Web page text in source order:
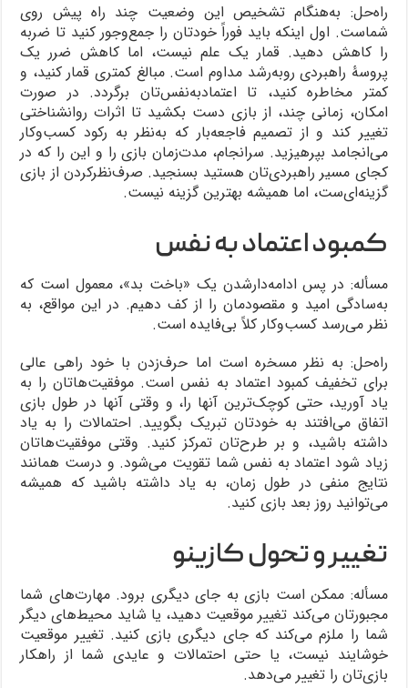
راه‌حل: به‌هنگام تشخیص این وضعیت چند راه پیش روی
شماست. اول اینکه باید فوراً خودتان را جمع‌وجور کنید تا ضربه
را کاهش دهید. قمار یک علم نیست، اما کاهش ضرر یک
پروسۀ راهبردی روبه‌رشد مداوم است. مبالغ کمتری قمار کنید، و
کمتر مخاطره کنید، تا اعتمادبه‌نفس‌تان برگردد. در صورت
امکان، زمانی چند، از بازی دست بکشید تا اثرات روانشناختی
تغییر کند و از تصمیم فاجعه‌بار که به‌نظر به رکود کسب‌وکار
می‌انجامد بپرهیزید. سرانجام، مدت‌زمان بازی را و این را که در
کجای مسیر راهبردی‌تان هستید بسنجید. صرف‌نظرکردن از بازی
گزینه‌ای‌ست، اما همیشه بهترین گزینه نیست.
کمبود اعتماد به نفس
مسأله: در پس ادامه‌دارشدن یک «باخت بد»، معمول است که
به‌سادگی امید و مقصودمان را از کف دهیم. در این مواقع، به
نظر می‌رسد کسب‌وکار کلاً بی‌فایده است.
راه‌حل: به نظر مسخره است اما حرف‌زدن با خود راهی عالی
برای تخفیف کمبود اعتماد به نفس است. موفقیت‌هاتان را به
یاد آورید، حتی کوچک‌ترین آنها را، و وقتی آنها در طول بازی
اتفاق می‌افتند به خودتان تبریک بگویید. احتمالات را به یاد
داشته باشید، و بر طرح‌تان تمرکز کنید. وقتی موفقیت‌هاتان
زیاد شود اعتماد به نفس شما تقویت می‌شود. و درست همانند
نتایج منفی در طول زمان، به یاد داشته باشید که همیشه
می‌توانید روز بعد بازی کنید.
تغییر و تحول کازینو
مسأله: ممکن است بازی به جای دیگری برود. مهارت‌های شما
مجبورتان می‌کند تغییر موقعیت دهید، یا شاید محیط‌های دیگر
شما را ملزم می‌کند که جای دیگری بازی کنید. تغییر موقعیت
خوشایند نیست، یا حتی احتمالات و عایدی شما از راهکار
بازی‌تان را تغییر می‌دهد.